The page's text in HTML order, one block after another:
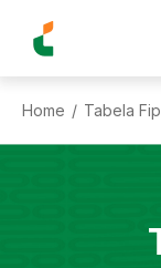
Home / Tabela